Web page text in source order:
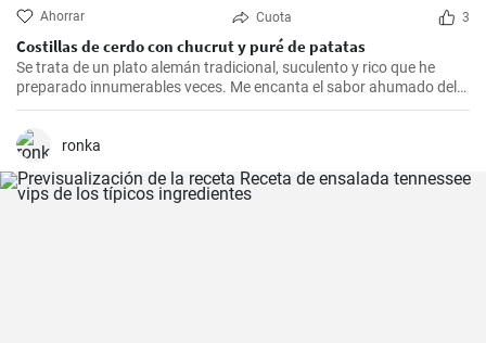
Ahorrar Cuota 3
Costillas de cerdo con chucrut y puré de patatas
Se trata de un plato alemán tradicional, suculento y rico que he
preparado innumerables veces. Me encanta el sabor ahumado del
Kassler combinado con el chucrut ácido y el cremoso puré de
patatas. Esta receta es ideal para ocasiones especiales y también
es un delicioso plato reconfortante en los días más fríos.
ronka